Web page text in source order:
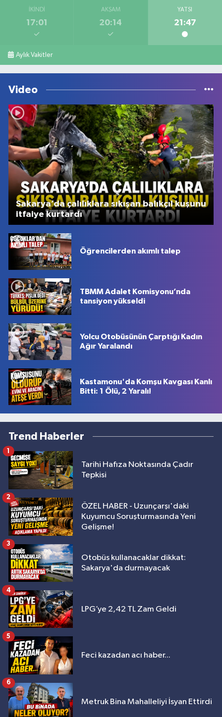
İKINDI
17:01
AKŞAM
20:14
YATSI
21:47
Aylık Vakitler
Video
Sakarya’da çalılıklara sıkışan balıkçıl kuşunu
itfaiye kurtardı
Öğrencilerden akımlı talep
TBMM Adalet Komisyonu’nda
tansiyon yükseldi
Yolcu Otobüsünün Çarptığı Kadın
Ağır Yaralandı
Kastamonu'da Komşu Kavgası Kanlı
Bitti: 1 Ölü, 2 Yaralı!
Trend Haberler
Tarihi Hafıza Noktasında Çadır
Tepkisi
1
ÖZEL HABER - Uzunçarşı'daki
Kuyumcu Soruşturmasında Yeni
Gelişme!
2
Otobüs kullanacaklar dikkat:
Sakarya'da durmayacak
3
LPG’ye 2,42 TL Zam Geldi
4
Feci kazadan acı haber...
5
Metruk Bina Mahalleliyi İsyan Ettirdi
6